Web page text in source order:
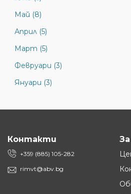
Май (8)
Април (5)
Март (5)
Февруари (3)
Януари (3)
Контакти
+359 (885) 105-282
rimvt@abv.bg